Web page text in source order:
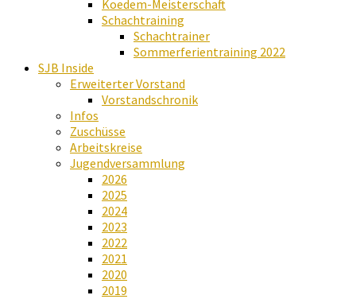
Koedem-Meisterschaft
Schachtraining
Schachtrainer
Sommerferientraining 2022
SJB Inside
Erweiterter Vorstand
Vorstandschronik
Infos
Zuschüsse
Arbeitskreise
Jugendversammlung
2026
2025
2024
2023
2022
2021
2020
2019